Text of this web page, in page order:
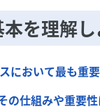
を理解し
において最も重
の仕組みや重要